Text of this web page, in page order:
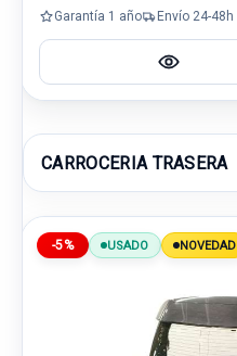
Garantía 1 año Envío 24-48h
CARROCERIA TRASERA
-5% USADO NOVEDAD